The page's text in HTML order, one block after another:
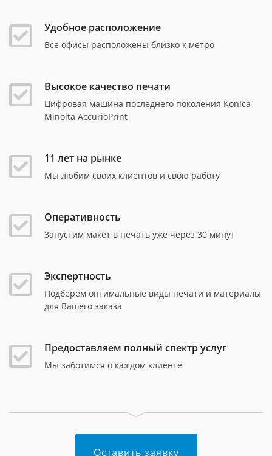
Удобное расположение
Все офисы расположены близко к метро
Высокое качество печати
Цифровая машина последнего поколения Konica
Minolta AccurioPrint
11 лет на рынке
Мы любим своих клиентов и свою работу
Оперативность
Запустим макет в печать уже через 30 минут
Экспертность
Подберем оптимальные виды печати и материалы
для Вашего заказа
Предоставляем полный спектр услуг
Мы заботимся о каждом клиенте
Оставить заявку